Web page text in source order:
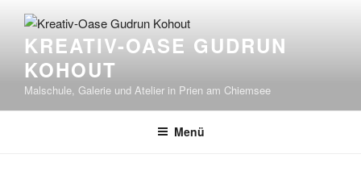
KREATIV-OASE GUDRUN
KOHOUT
Malschule, Galerie und Atelier in Prien am Chiemsee
Menü